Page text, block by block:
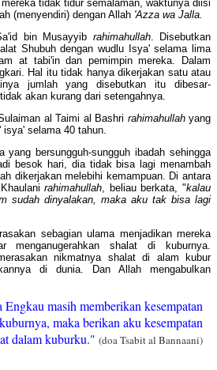
tidak tidur semalaman, waktunya diisi
(menyendiri) dengan Allah 'Azza wa Jalla.
bin Musayyib rahimahullah. Disebutkan
Shubuh dengan wudlu Isya' selama lima
at tabi'in dan pemimpin mereka. Dalam
Hal itu tidak hanya dikerjakan satu atau
jumlah yang disebutkan itu dibesar-
akan kurang dari setengahnya.
al Taimi al Bashri rahimahullahyang
isya' selama 40 tahun.
yang bersungguh-sungguh ibadah sehingga
besok hari, dia tidak bisa lagi menambah
dikerjakan melebihi kemampuan. Di antara
rahimahullah, beliau berkata, "kalau
sudah dinyalakan, maka aku tak bisa lagi
sebagian ulama menjadikan mereka
menganugerahkan shalat di kuburnya.
nikmatnya shalat di alam kubur
di dunia. Dan Allah mengabulkan
masih memberikan kesempatan
maka berikan aku kesempatan
dalam kuburku." (doa Tsabit al Bannaani)